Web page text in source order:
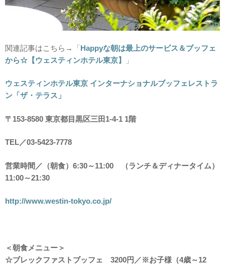
関連記事はこちら→ 「Happyな朝は最上のサービス＆ブッフェ
から☆【ウェスティンホテル東京】
」
ウェスティンホテル東京 インターナショナルブッフェレストラ
ン「ザ・テラス」
〒153-8580 東京都目黒区三田1-4-1 1階
TEL／03-5423-7778
営業時間／（朝食）6:30～11:00 （ランチ＆ディナータイム）
11:00～21:30
http://www.westin-tokyo.co.jp/
＜朝食メニュー＞
☆ブレックファストブッフェ 3200円／※お子様（4歳～12